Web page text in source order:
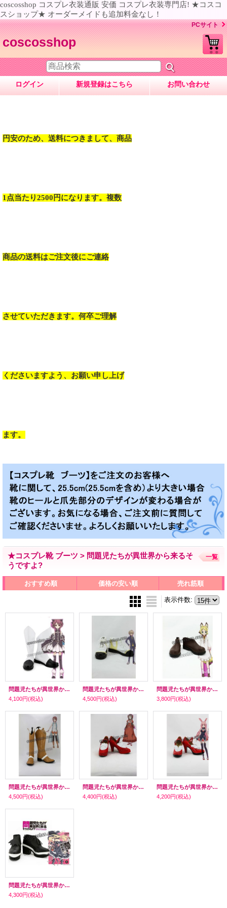
coscosshop コスプレ衣装通販 安価 コスプレ衣装専門店! ★コスコ
スショップ★ オーダーメイドも追加料金なし！
PCサイト
coscosshop
ログイン 新規登録はこちら お問い合わせ
円安のため、送料につきまして、商品
1点当たり2500円になります。複数
商品の送料はご注文後にご連絡
させていただきます。何卒ご理解
くださいますよう、お願い申し上げ
ます。
★コスプレ靴 ブーツ > 問題児たちが異世界から来るそ
うですよ?
一覧
おすすめ順 価格の安い順 売れ筋順
表示件数:
問題児たちが異世界から来るそうですよ? ペスト風 コスプレ靴 ブーツ
4,100円(税込)
問題児たちが異世界から来るそうですよ? 逆廻十六夜風 コスプレ靴 ブーツ
4,500円(税込)
問題児たちが異世界から来るそうですよ? リリ風 コスプレ靴 ブーツ
3,800円(税込)
問題児たちが異世界から来るそうですよ? かすかべ・よう風 コスプレ靴 ブーツ
4,500円(税込)
問題児たちが異世界から来るそうですよ? くどうあすか風 コスプレ靴 ブーツ
4,400円(税込)
問題児たちが異世界から来るそうですよ? 黒ウサギ風 コスプレ靴 ブーツ
4,200円(税込)
問題児たちが異世界から来るそうですよ? レティシア＝ドラクレア風 コスプレ靴 ブーツ
4,300円(税込)